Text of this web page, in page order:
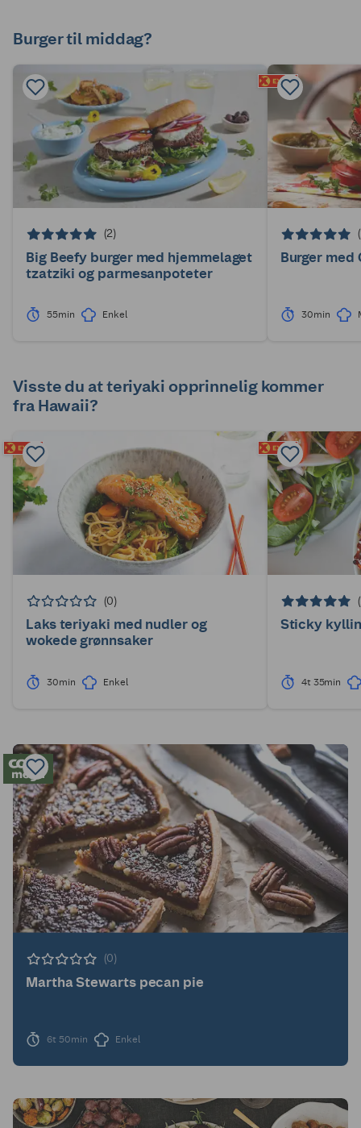
Burger til middag?
(2)
Big Beefy burger med hjemmelaget
tzatziki og parmesanpoteter
55min Enkel
Burger med
30min
Visste du at teriyaki opprinnelig kommer
fra Hawaii?
(0)
Laks teriyaki med nudler og
wokede grønnsaker
30min Enkel
Sticky
4t 35min
(0)
Martha Stewarts pecan pie
6t 50min Enkel